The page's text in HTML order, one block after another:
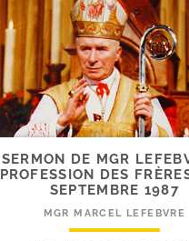
SERMON DE MGR
PROFESSION DES
SEPTEMBRE 1987
MGR MARCEL LEFEBVRE